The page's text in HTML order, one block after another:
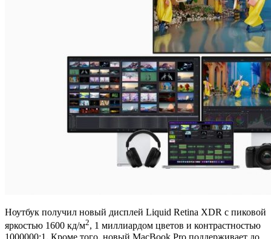
Ноутбук получил новый дисплей Liquid Retina XDR с пиковой
яркостью 1600 кд/м2, 1 миллиардом цветов и контрастностью
1000000:1. Кроме того, новый MacBook Pro поддерживает до